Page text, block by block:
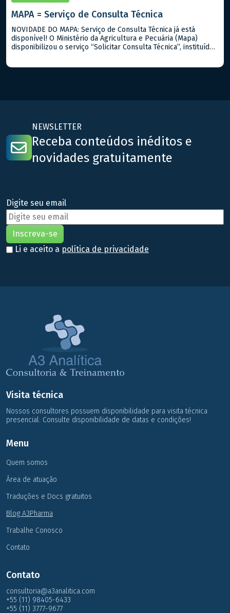
MAPA = Serviço de Consulta Técnica
NOVIDADE DO MAPA: Serviço de Consulta Técnica já está
disponível! O Ministério da Agricultura e Pecuária (Mapa)
disponibilizou o serviço “Solicitar Consulta Técnica”, instituído
NEWSLETTER
Receba conteúdos inéditos e
novidades gratuitamente
Digite seu email
Li e aceito a política de privacidade
Visita técnica
Nossos consultores possuem disponibilidade para visita técnica
presencial. Consulte disponibilidade de datas e condições!
Menu
Quem somos
Área de atuação
Traduções e Docs gratuitos
Blog A3Pharma
Trabalhe Conosco
Contato
Contato
consultoria@a3analitica.com
+55 (11) 98405-6433
+55 (11) 3777-9677